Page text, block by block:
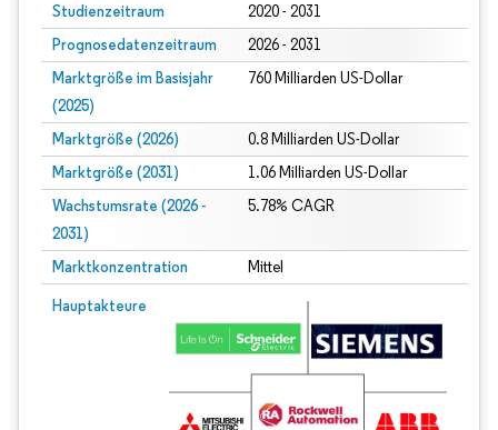
Studienzeitraum 2020 - 2031
Prognosedatenzeitraum 2026 - 2031
Marktgröße im Basisjahr
(2025)
760 Milliarden US-Dollar
Marktgröße (2026) 0.8 Milliarden US-Dollar
Marktgröße (2031) 1.06 Milliarden US-Dollar
Wachstumsrate (2026 -
2031)
5.78% CAGR
Marktkonzentration Mittel
Hauptakteure
Bild © Mordor Intelligence. Wiederverwendung erfordert Namensnennung